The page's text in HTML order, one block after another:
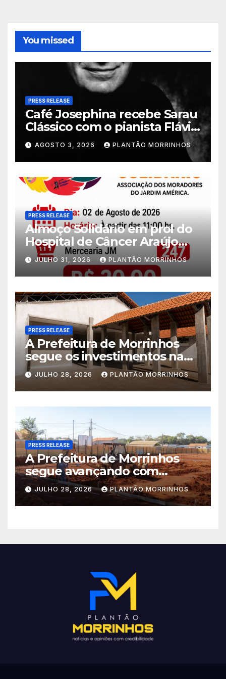
You missed
PRESS RELEASE
Café Josephina recebe Sarau
Clássico com o pianista Flávio
Varani nesta terça-feira
AGOSTO 3, 2026 PLANTÃO MORRINHOS
PRESS RELEASE
Almoço Solidário em prol do
Hospital de Câncer Araújo
Jorge é realizado no Jardim
América
JULHO 31, 2026 PLANTÃO MORRINHOS
PRESS RELEASE
A Prefeitura de Morrinhos
segue os investimentos na
educação. A obra da Escola
Municipal Eudóxio de
Figueiredo avança em ritmo
acelerado e já ganha forma.
JULHO 28, 2026 PLANTÃO MORRINHOS
PRESS RELEASE
A Prefeitura de Morrinhos
segue avançando com
importantes investimentos
no Setor Arca de Noé.
JULHO 28, 2026 PLANTÃO MORRINHOS